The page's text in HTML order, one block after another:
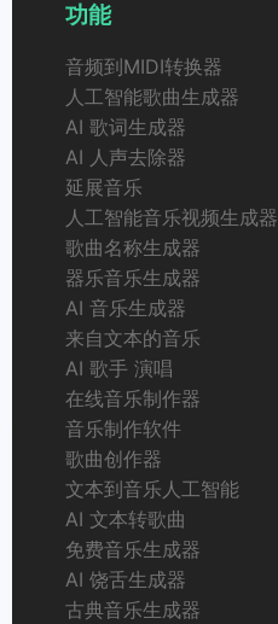
功能
音频到MIDI转换器
人工智能歌曲生成器
AI 歌词生成器
AI 人声去除器
延展音乐
人工智能音乐视频生成器
歌曲名称生成器
器乐音乐生成器
AI 音乐生成器
来自文本的音乐
AI 歌手 演唱
在线音乐制作器
音乐制作软件
歌曲创作器
文本到音乐人工智能
AI 文本转歌曲
免费音乐生成器
AI 饶舌生成器
古典音乐生成器